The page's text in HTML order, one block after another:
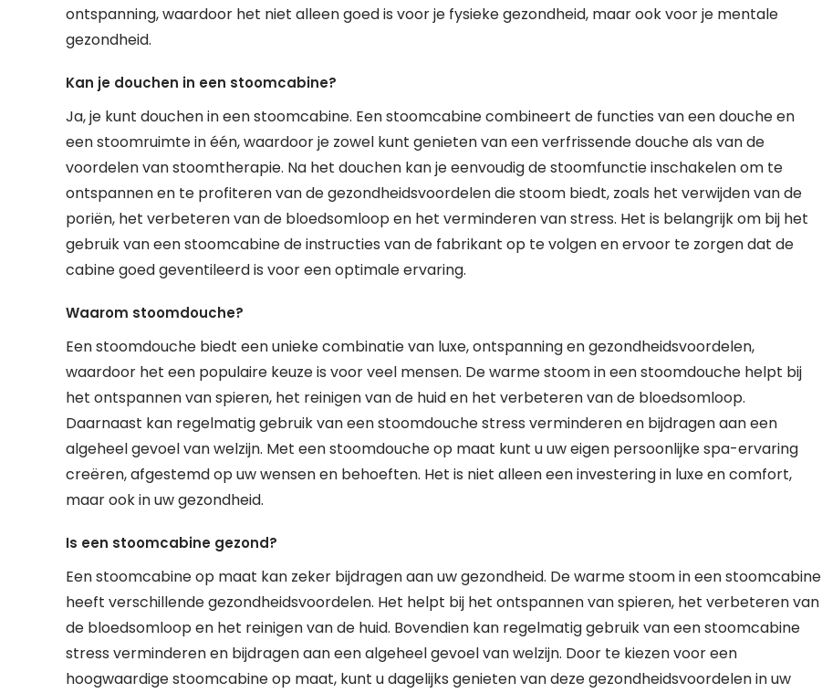
ontspanning, waardoor het niet alleen goed is voor je fysieke gezondheid, maar ook voor je mentale
gezondheid.
Kan je douchen in een stoomcabine?
Ja, je kunt douchen in een stoomcabine. Een stoomcabine combineert de functies van een douche en
een stoomruimte in één, waardoor je zowel kunt genieten van een verfrissende douche als van de
voordelen van stoomtherapie. Na het douchen kan je eenvoudig de stoomfunctie inschakelen om te
ontspannen en te profiteren van de gezondheidsvoordelen die stoom biedt, zoals het verwijden van de
poriën, het verbeteren van de bloedsomloop en het verminderen van stress. Het is belangrijk om bij het
gebruik van een stoomcabine de instructies van de fabrikant op te volgen en ervoor te zorgen dat de
cabine goed geventileerd is voor een optimale ervaring.
Waarom stoomdouche?
Een stoomdouche biedt een unieke combinatie van luxe, ontspanning en gezondheidsvoordelen,
waardoor het een populaire keuze is voor veel mensen. De warme stoom in een stoomdouche helpt bij
het ontspannen van spieren, het reinigen van de huid en het verbeteren van de bloedsomloop.
Daarnaast kan regelmatig gebruik van een stoomdouche stress verminderen en bijdragen aan een
algeheel gevoel van welzijn. Met een stoomdouche op maat kunt u uw eigen persoonlijke spa-ervaring
creëren, afgestemd op uw wensen en behoeften. Het is niet alleen een investering in luxe en comfort,
maar ook in uw gezondheid.
Is een stoomcabine gezond?
Een stoomcabine op maat kan zeker bijdragen aan uw gezondheid. De warme stoom in een stoomcabine
heeft verschillende gezondheidsvoordelen. Het helpt bij het ontspannen van spieren, het verbeteren van
de bloedsomloop en het reinigen van de huid. Bovendien kan regelmatig gebruik van een stoomcabine
stress verminderen en bijdragen aan een algeheel gevoel van welzijn. Door te kiezen voor een
hoogwaardige stoomcabine op maat, kunt u dagelijks genieten van deze gezondheidsvoordelen in uw